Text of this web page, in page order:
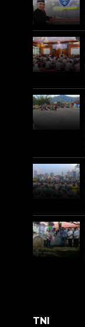
TNI